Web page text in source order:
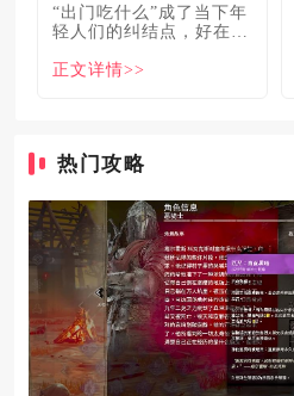
“出门吃什么”成了当下年
轻人们的纠结点，好在美
解
正文详情>>
热门攻略